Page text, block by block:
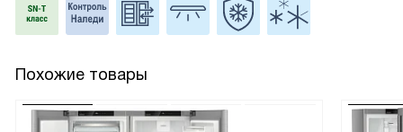
Похожие товары